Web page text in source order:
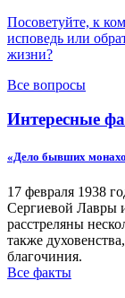
Посоветуйте, к
исповедь или
жизни?
Все вопросы
Интересные
«Дело бывших
17 февраля 1938
Сергиевой Лавры
расстреляны
также
благочиния.
Все факты